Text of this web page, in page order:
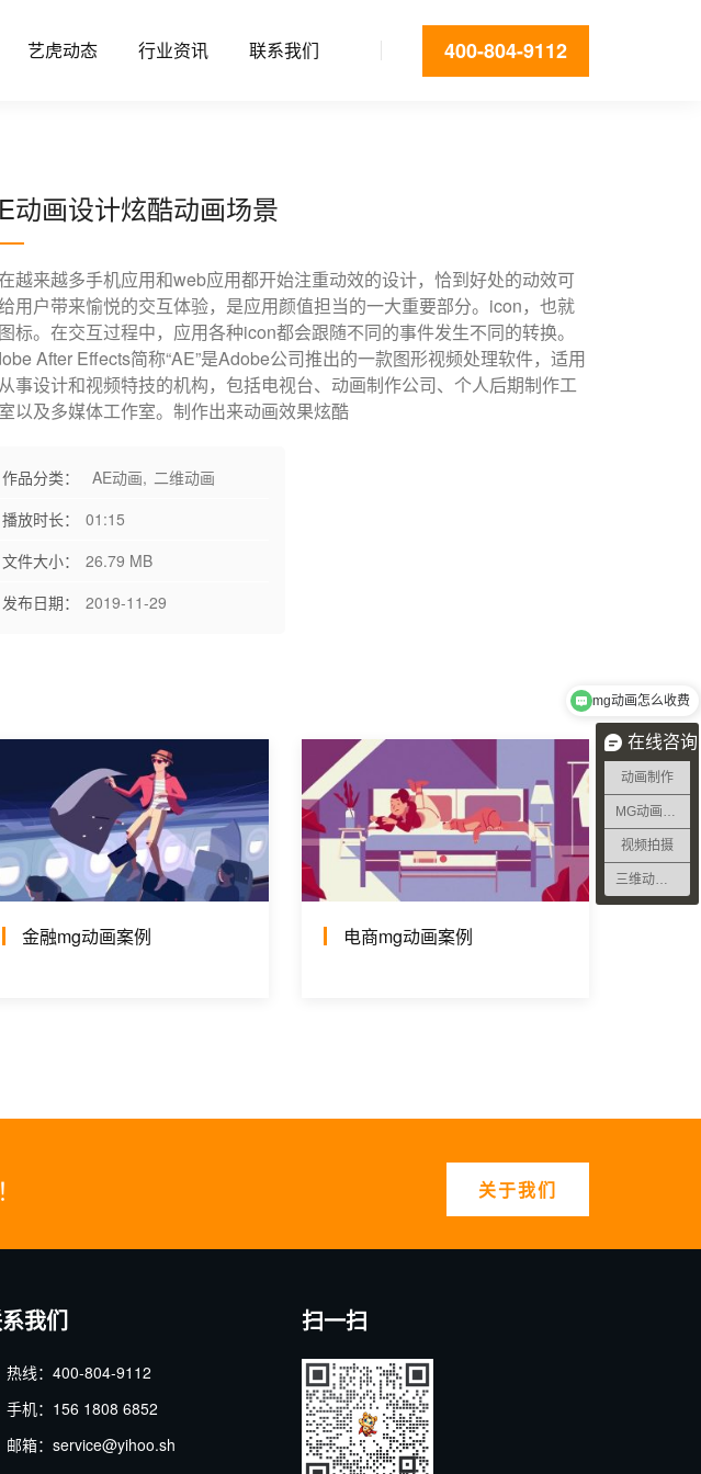
艺虎动态 行业资讯 联系我们 400-804-9112
动画设计炫酷动画场景
越来越多手机应用和web应用都开始注重动效的设计，恰到好处的动效可
用户带来愉悦的交互体验，是应用颜值担当的一大重要部分。icon，也就
标。在交互过程中，应用各种icon都会跟随不同的事件发生不同的转换。
After Effects简称“AE”是Adobe公司推出的一款图形视频处理软件，适用
事设计和视频特技的机构，包括电视台、动画制作公司、个人后期制作工
以及多媒体工作室。制作出来动画效果炫酷
作品分类： AE动画, 二维动画
播放时长：
01:15
文件大小：
26.79 MB
发布日期：
2019-11-29
金融mg动画案例 电商mg动画案例
关于我们
我们
热线：400-804-9112
手机：156 1808 6852
邮箱：service@yihoo.sh
扫一扫
在线咨询
动画制作
MG动画制作
视频拍摄
三维动画制作
mg动画怎么收费